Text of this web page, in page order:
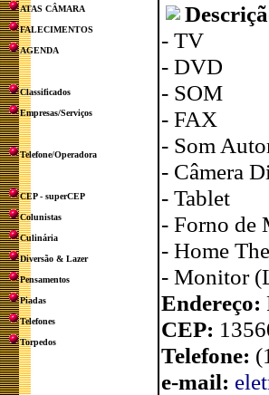
ATAS CÂMARA
FALECIMENTOS
AGENDA
Classificados
Empresas/Serviços
Telefone/Operadora
CEP - superCEP
Colunistas
Culinária
Diversão & Lazer
Pensamentos
Piadas
Telefones
Torpedos
- TV
- DVD
- SOM
- FAX
- Som
- Câmera
- Tablet
- Forno de
- Home
- Monitor
Endereço:
CEP:
Telefone:
e-mail: